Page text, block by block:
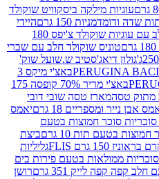
מילקה ביסקוויט שוקולד
150 גרם
היידי
טוניס שוקולד חלב עם עוגיות שוקולד צ'יפס 180
שוקולד חלב עם שברי
ש.שועל שוק'
באצ'י מיקס 3
באצ'י מריר 70% קופסה 175
טסה שובי דובי
18 גרם
יאמס
חמוצות בטעם
10 גרם
ביצת
גליליות
בטעם פירות בים
351 גרם
רושן